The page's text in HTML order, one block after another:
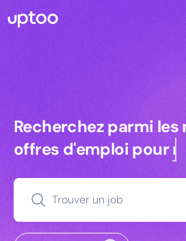
Recherchez parmi
Recherchez parmi les
offres d'emploi pour
Trouver un job